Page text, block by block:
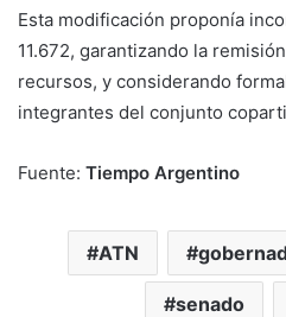
Esta modificación proponía
11.672, garantizando la
recursos, y considerando
integrantes del conjunto
Fuente: Tiempo Argentino
ATN
senado